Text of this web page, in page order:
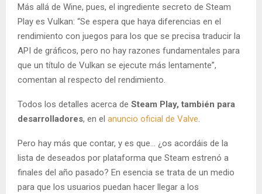
Más allá de Wine, pues, el ingrediente secreto de Steam
Play es Vulkan: “Se espera que haya diferencias en el
rendimiento con juegos para los que se precisa traducir la
API de gráficos, pero no hay razones fundamentales para
que un título de Vulkan se ejecute más lentamente”,
comentan al respecto del rendimiento.
Todos los detalles acerca de Steam Play, también para
desarrolladores, en el anuncio oficial de Valve.
Pero hay más que contar, y es que… ¿os acordáis de la
lista de deseados por plataforma que Steam estrenó a
finales del año pasado? En esencia se trata de un medio
para que los usuarios puedan hacer llegar a los